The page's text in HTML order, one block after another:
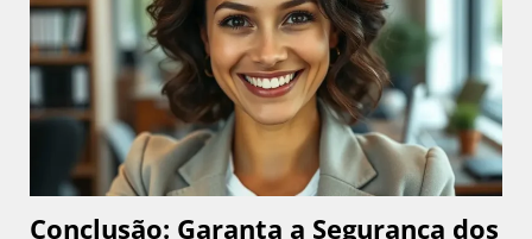
Conclusão: Garanta a Segurança dos